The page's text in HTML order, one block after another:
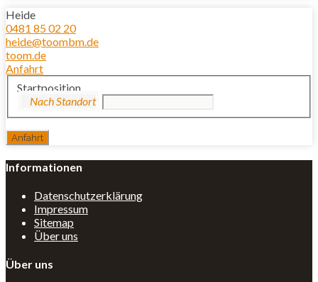
Heide
0481 85 02 20
heide@toombm.de
toom.de
Anfahrt
Startposition
Informationen
Datenschutzerklärung
Impressum
Sitemap
Über uns
Über uns